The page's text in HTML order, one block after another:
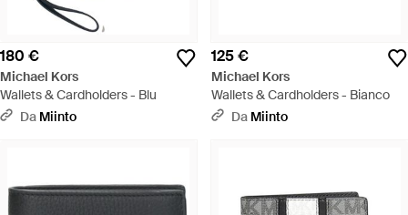
180 €
Michael Kors
Wallets & Cardholders - Blu
Da Miinto
125 €
Michael Kors
Wallets & Cardholders - Bianco
Da Miinto